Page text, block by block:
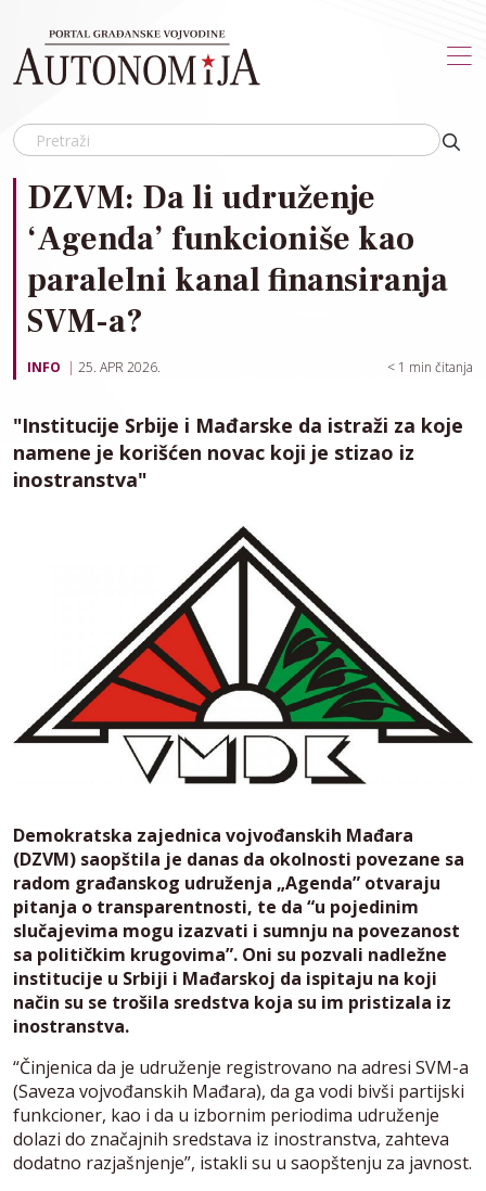
DZVM: Da li udruženje
‘Agenda’ funkcioniše kao
paralelni kanal finansiranja
SVM-a?
INFO 25. APR 2026. < 1 min čitanja
"Institucije Srbije i Mađarske da istraži za koje
namene je korišćen novac koji je stizao iz
inostranstva"
Demokratska zajednica vojvođanskih Mađara
(DZVM) saopštila je danas da okolnosti povezane sa
radom građanskog udruženja „Agenda” otvaraju
pitanja o transparentnosti, te da “u pojedinim
slučajevima mogu izazvati i sumnju na povezanost
sa političkim krugovima”. Oni su pozvali nadležne
institucije u Srbiji i Mađarskoj da ispitaju na koji
način su se trošila sredstva koja su im pristizala iz
inostranstva.
“Činjenica da je udruženje registrovano na adresi SVM-a
(Saveza vojvođanskih Mađara), da ga vodi bivši partijski
funkcioner, kao i da u izbornim periodima udruženje
dolazi do značajnih sredstava iz inostranstva, zahteva
dodatno razjašnjenje”, istakli su u saopštenju za javnost.